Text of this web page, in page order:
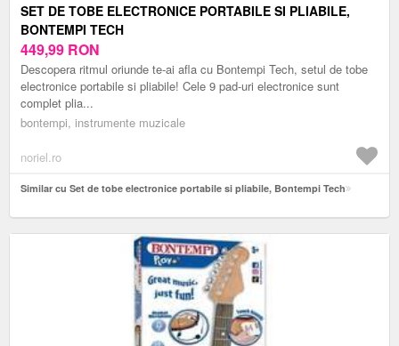
SET DE TOBE ELECTRONICE PORTABILE SI PLIABILE,
BONTEMPI TECH
449,99 RON
Descopera ritmul oriunde te-ai afla cu Bontempi Tech, setul de tobe
electronice portabile si pliabile! Cele 9 pad-uri electronice sunt
complet plia...
bontempi, instrumente muzicale
noriel.ro
Similar cu Set de tobe electronice portabile si pliabile, Bontempi Tech